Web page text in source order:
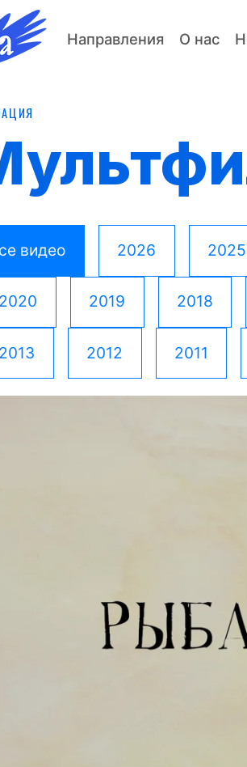
Направления О нас
видео 2026 2025
2020 2019 2018
2013 2012 2011